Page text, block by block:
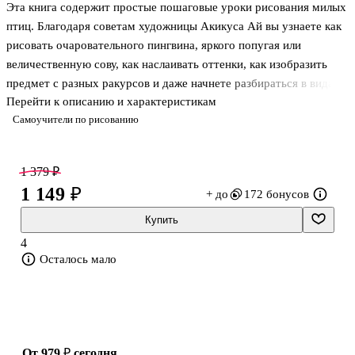
Самоучители по рисованию
Эта книга содержит простые пошаговые уроки рисования милых
птиц. Благодаря советам художницы Акикуса Ай вы узнаете как
рисовать очаровательного пингвина, яркого попугая или
величественную сову, как наслаивать оттенки, как изобразить
предмет с разных ракурсов и даже начнете разбираться в видах
нарисованных оперений!
Этот милый самоучитель по рисованию одновременно расскажет
Для среднего школьного возраста.
Перейти к описанию и характеристикам
1 379 ₽
1 149 ₽ + до 172 бонусов
Купить
4
Осталось мало